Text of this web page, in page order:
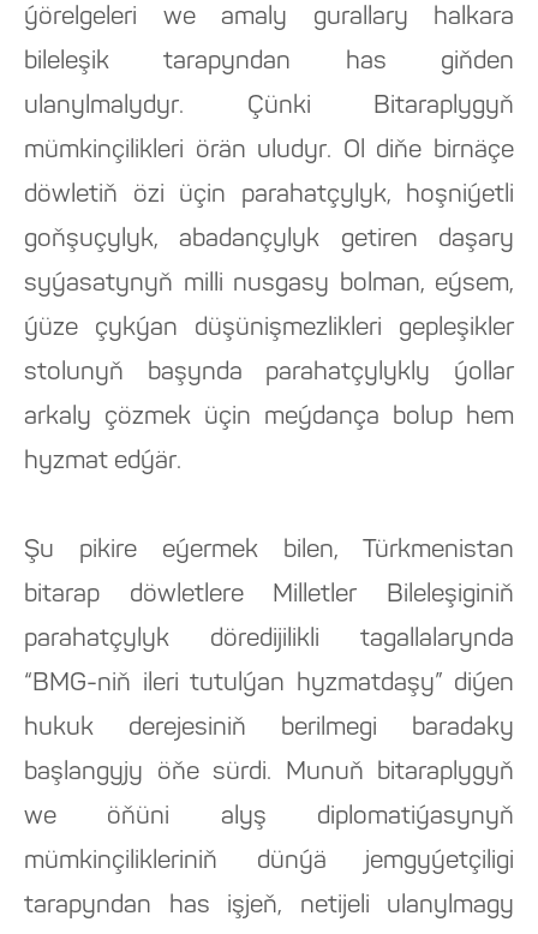
ýörelgeleri we amaly gurallary halkara
bileleşik tarapyndan has giňden
ulanylmalydyr. Çünki Bitaraplygyň
mümkinçilikleri örän uludyr. Ol diňe birnäçe
döwletiň özi üçin parahatçylyk, hoşniýetli
goňşuçylyk, abadançylyk getiren daşary
syýasatynyň milli nusgasy bolman, eýsem,
ýüze çykýan düşünişmezlikleri gepleşikler
stolunyň başynda parahatçylykly ýollar
arkaly çözmek üçin meýdança bolup hem
hyzmat edýär.
Şu pikire eýermek bilen, Türkmenistan
bitarap döwletlere Milletler Bileleşiginiň
parahatçylyk döredijilikli tagallalarynda
“BMG-niň ileri tutulýan hyzmatdaşy” diýen
hukuk derejesiniň berilmegi baradaky
başlangyjy öňe sürdi. Munuň bitaraplygyň
we öňüni alyş diplomatiýasynyň
mümkinçilikleriniň dünýä jemgyýetçiligi
tarapyndan has işjeň, netijeli ulanylmagy